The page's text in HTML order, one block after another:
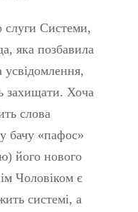
слуги Системи,
яка позбавила
усвідомлення,
захищати. Хоча
слова
бачу «пафос»
його нового
Чоловіком є
системі, а